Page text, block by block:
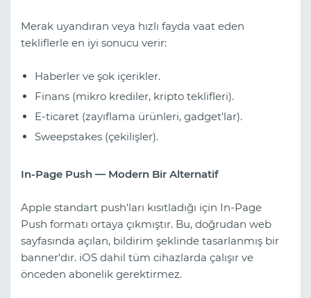
Merak uyandıran veya hızlı fayda vaat eden
tekliflerle en iyi sonucu verir:
Haberler ve şok içerikler.
Finans (mikro krediler, kripto teklifleri).
E-ticaret (zayıflama ürünleri, gadget'lar).
Sweepstakes (çekilişler).
In-Page Push — Modern Bir Alternatif
Apple standart push'ları kısıtladığı için In-Page
Push formatı ortaya çıkmıştır. Bu, doğrudan web
sayfasında açılan, bildirim şeklinde tasarlanmış bir
banner'dır. iOS dahil tüm cihazlarda çalışır ve
önceden abonelik gerektirmez.